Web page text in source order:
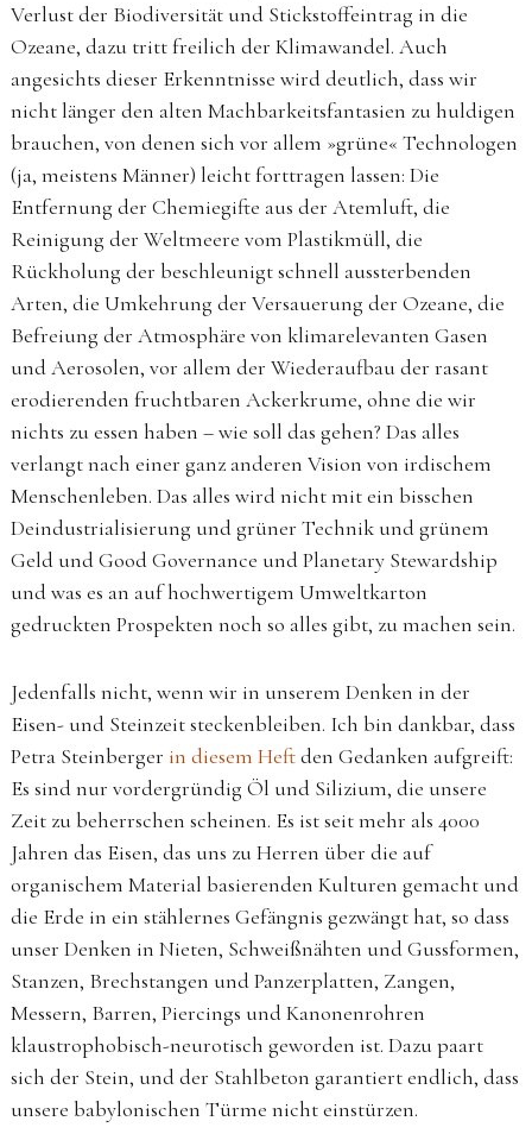
Verlust der Biodiversität und Stickstoffeintrag in die
Ozeane, dazu tritt freilich der Klimawandel. Auch
angesichts dieser Erkenntnisse wird deutlich, dass wir
nicht länger den alten Machbarkeitsfantasien zu huldigen
brauchen, von denen sich vor allem »grüne« Technologen
(ja, meistens Männer) leicht forttragen lassen: Die
Entfernung der Chemiegifte aus der Atemluft, die
Reinigung der Weltmeere vom Plastikmüll, die
Rückholung der beschleunigt schnell aussterbenden
Arten, die Umkehrung der Versauerung der Ozeane, die
Befreiung der Atmosphäre von klimarelevanten Gasen
und Aerosolen, vor allem der Wiederaufbau der rasant
erodierenden fruchtbaren Ackerkrume, ohne die wir
nichts zu essen haben – wie soll das gehen? Das alles
verlangt nach einer ganz anderen Vision von irdischem
Menschenleben. Das alles wird nicht mit ein bisschen
Deindustrialisierung und grüner Technik und grünem
Geld und Good Governance und Planetary Stewardship
und was es an auf hochwertigem Umweltkarton
gedruckten Prospekten noch so alles gibt, zu machen sein.
Jedenfalls nicht, wenn wir in unserem Denken in der
Eisen- und Steinzeit steckenbleiben. Ich bin dankbar, dass
Petra Steinberger in diesem Heftden Gedanken aufgreift:
Es sind nur vordergründig Öl und Silizium, die unsere
Zeit zu beherrschen scheinen. Es ist seit mehr als 4000
Jahren das Eisen, das uns zu Herren über die auf
organischem Material basierenden Kulturen gemacht und
die Erde in ein stählernes Gefängnis gezwängt hat, so dass
unser Denken in Nieten, Schweißnähten und Gussformen,
Stanzen, Brechstangen und Panzerplatten, Zangen,
Messern, Barren, Piercings und Kanonenrohren
klaustrophobisch-neurotisch geworden ist. Dazu paart
sich der Stein, und der Stahlbeton garantiert endlich, dass
unsere babylonischen Türme nicht einstürzen.